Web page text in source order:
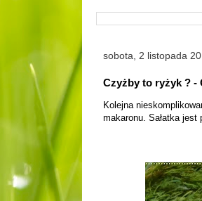
sobota, 2 listopada
Czyżby to ryżyk ? -
Kolejna
makaronu. Sałatka